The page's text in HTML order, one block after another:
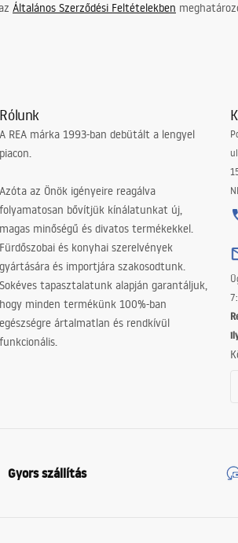
Általános Szerződési Feltételekben
Rólunk
A REA márka 1993-ban debütált a lengyel
piacon.
Azóta az Önök igényeire reagálva
folyamatosan bővítjük kínálatunkat új,
magas minőségű és divatos termékekkel.
Fürdőszobai és konyhai szerelvények
gyártására és importjára szakosodtunk.
Sokéves tapasztalatunk alapján garantáljuk,
hogy minden termékünk 100%-ban
egészségre ártalmatlan és rendkívül
funkcionális.
Gyors szállítás